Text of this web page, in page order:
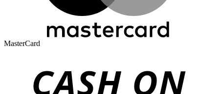
MasterCard